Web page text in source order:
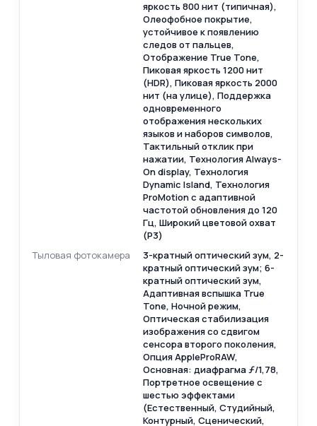
яркость 800 нит (типичная),
Олеофобное покрытие,
устойчивое к появлению
следов от пальцев,
Отображение True Tone,
Пиковая яркость 1200 нит
(HDR), Пиковая яркость 2000
нит (на улице), Поддержка
одновременного
отображения нескольких
языков и наборов символов,
Тактильный отклик при
нажатии, Технология Always-
On display, Технология
Dynamic Island, Технология
ProMotion с адаптивной
частотой обновления до 120
Гц, Широкий цветовой охват
(P3)
Тыловая фотокамера
3-кратный оптический зум, 2-
кратный оптический зум; 6-
кратный оптический зум,
Адаптивная вспышка True
Tone, Ночной режим,
Оптическая стабилизация
изображения со сдвигом
сенсора второго поколения,
Опция AppleProRAW,
Основная: диафрагма ƒ/1,78,
Портретное освещение с
шестью эффектами
(Естественный, Студийный,
Контурный, Сценический,